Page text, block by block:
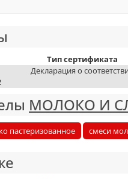
Тип сертификата
Декларация о
МОЛОКО И
пастеризованное смеси